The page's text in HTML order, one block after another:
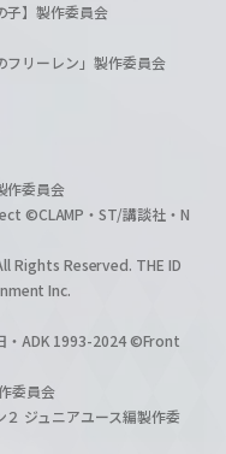
】製作委員会
リーレン」製作委員会
作委員会
©CLAMP・ST/講談社・N
Rights Reserved. THE ID
Inc.
・ADK 1993-2024 ©Front
委員会
ジュニアユース編製作委